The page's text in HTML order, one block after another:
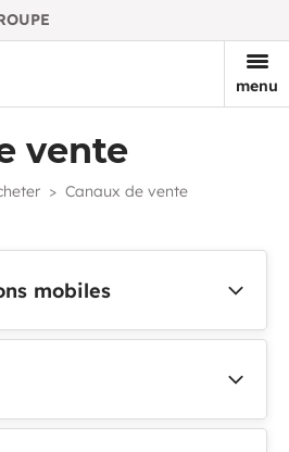
menu
vente
Canaux de vente
mobiles